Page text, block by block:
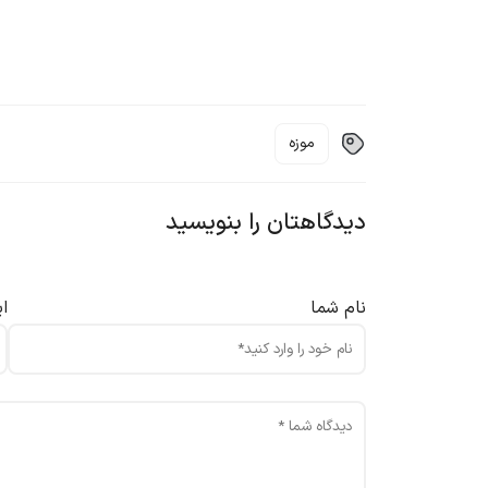
موزه
دیدگاهتان را بنویسید
نام شما